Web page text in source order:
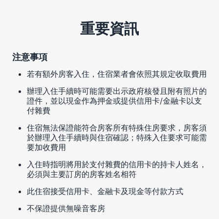
重要資訊
注意事項
若有額外房客入住，住宿業者會依照其規定收取費用
辦理入住手續時可能需要出示政府核發且附有照片的
證件，並以現金作為押金或提供信用卡/金融卡以支
付雜費
住宿無法保證能符合房客所有特殊住房要求，房客須
於辦理入住手續時與住宿確認；特殊入住要求可能需
要加收費用
入住時指明將用於支付雜費的信用卡的持卡人姓名，
必須與主要訂房的房客姓名相符
此住宿接受信用卡、金融卡及現金等付款方式
不保證提供無噪音客房